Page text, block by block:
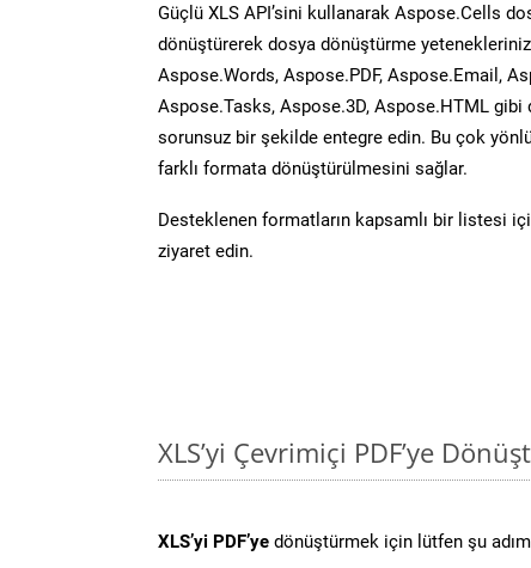
Güçlü XLS API’sini kullanarak Aspose.Cells
dönüştürerek dosya dönüştürme
Aspose.Words, Aspose.PDF, Aspose.Email,
Aspose.Tasks, Aspose.3D, Aspose.HTML gibi
sorunsuz bir şekilde entegre edin. Bu çok
farklı formata dönüştürülmesini sağlar.
Desteklenen formatların kapsamlı bir listesi
ziyaret edin.
XLS’yi Çevrimiçi PDF’ye
XLS’yi PDF’ye dönüştürmek için lütfen şu